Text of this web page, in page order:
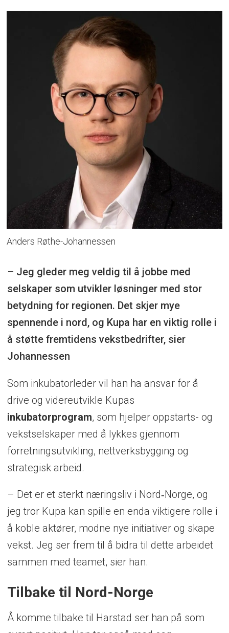
Anders Røthe-Johannessen
– Jeg gleder meg veldig til å jobbe med
selskaper som utvikler løsninger med stor
betydning for regionen. Det skjer mye
spennende i nord, og Kupa har en viktig rolle i
å støtte fremtidens vekstbedrifter, sier
Johannessen
Som inkubatorleder vil han ha ansvar for å
drive og videreutvikle Kupas
inkubatorprogram, som hjelper oppstarts- og
vekstselskaper med å lykkes gjennom
forretningsutvikling, nettverksbygging og
strategisk arbeid.
– Det er et sterkt næringsliv i Nord‑Norge, og
jeg tror Kupa kan spille en enda viktigere rolle i
å koble aktører, modne nye initiativer og skape
vekst. Jeg ser frem til å bidra til dette arbeidet
sammen med teamet, sier han.
Tilbake til Nord-Norge
Å komme tilbake til Harstad ser han på som